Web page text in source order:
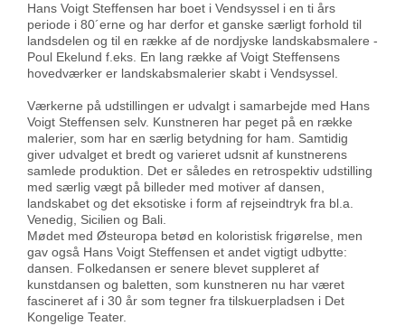
Hans Voigt Steffensen har boet i Vendsyssel i en ti års
periode i 80´erne og har derfor et ganske særligt forhold til
landsdelen og til en række af de nordjyske landskabsmalere -
Poul Ekelund f.eks. En lang række af Voigt Steffensens
hovedværker er landskabsmalerier skabt i Vendsyssel.
Værkerne på udstillingen er udvalgt i samarbejde med Hans
Voigt Steffensen selv. Kunstneren har peget på en række
malerier, som har en særlig betydning for ham. Samtidig
giver udvalget et bredt og varieret udsnit af kunstnerens
samlede produktion. Det er således en retrospektiv udstilling
med særlig vægt på billeder med motiver af dansen,
landskabet og det eksotiske i form af rejseindtryk fra bl.a.
Venedig, Sicilien og Bali.
Mødet med Østeuropa betød en koloristisk frigørelse, men
gav også Hans Voigt Steffensen et andet vigtigt udbytte:
dansen. Folkedansen er senere blevet suppleret af
kunstdansen og baletten, som kunstneren nu har været
fascineret af i 30 år som tegner fra tilskuerpladsen i Det
Kongelige Teater.